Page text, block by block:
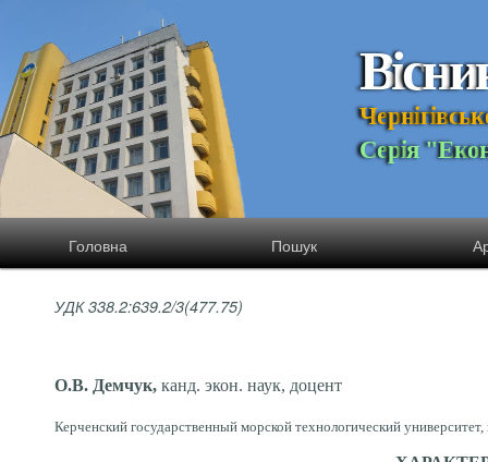
Вісни
Чернігівськ
Серія "Еко
Головна Пошук
УДК 338.2:639.2/3(477.75)
О.В. Демчук, канд. экон. наук, доцент
Керченский государственный морской технологический университет,